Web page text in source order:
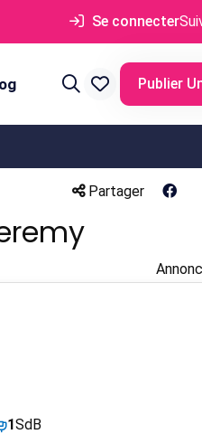
Se connecter
Publier
Partager
1SdB